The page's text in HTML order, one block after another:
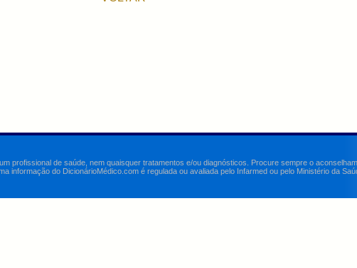
profissional de saúde, nem quaisquer tratamentos e/ou diagnósticos. Procure sempre o
informação do DicionárioMédico.com é regulada ou avaliada pelo Infarmed ou pelo Ministério da